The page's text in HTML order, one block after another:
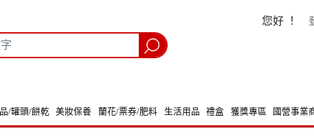
您好 ！
/罐頭/餅乾 美妝保養 蘭花/票券/肥料 生活用品 禮盒 獲獎專區 國營事業